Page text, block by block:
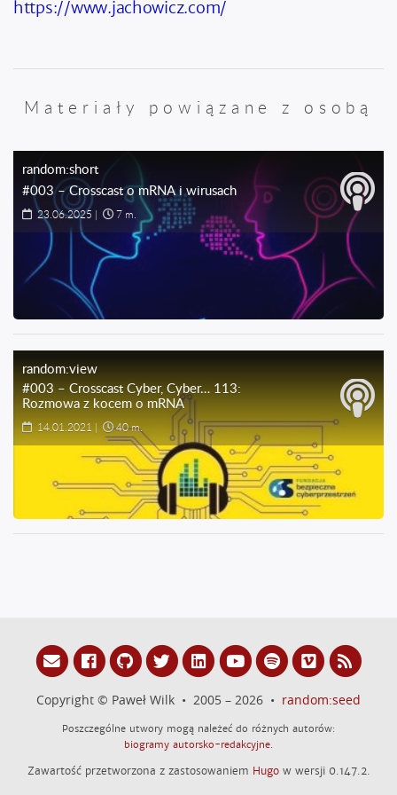
https://www.jachowicz.com/
Materiały powiązane z osobą
random:short
#003 – Crosscast o mRNA i wirusach
23.06.2025 | 7 m.
random:view
#003 – Crosscast Cyber, Cyber… 113:
Rozmowa z kocem o mRNA
14.01.2021 | 40 m.
Copyright © Paweł Wilk • 2005 – 2026 • random:seed
Poszczególne utwory mogą należeć do różnych autorów:
biogramy autorsko-redakcyjne
Zawartość przetworzona z zastosowaniem Hugow wersji 0.147.2.